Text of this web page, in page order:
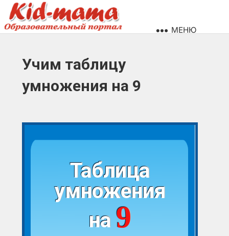
МЕНЮ
Учим таблицу
умножения на 9
Таблица
умножения
на 9